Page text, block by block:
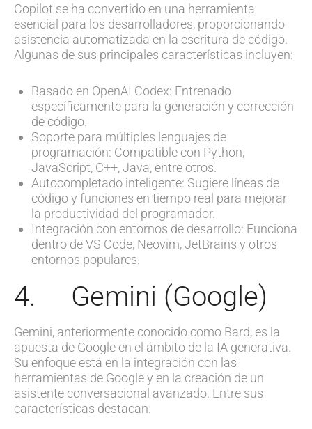
Copilot se ha convertido en una herramienta
esencial para los desarrolladores, proporcionando
asistencia automatizada en la escritura de código.
Algunas de sus principales características incluyen:
Basado en OpenAI Codex: Entrenado
específicamente para la generación y corrección
de código.
Soporte para múltiples lenguajes de
programación: Compatible con Python,
JavaScript, C++, Java, entre otros.
Autocompletado inteligente: Sugiere líneas de
código y funciones en tiempo real para mejorar
la productividad del programador.
Integración con entornos de desarrollo: Funciona
dentro de VS Code, Neovim, JetBrains y otros
entornos populares.
4. Gemini (Google)
Gemini, anteriormente conocido como Bard, es la
apuesta de Google en el ámbito de la IA generativa.
Su enfoque está en la integración con las
herramientas de Google y en la creación de un
asistente conversacional avanzado. Entre sus
características destacan: